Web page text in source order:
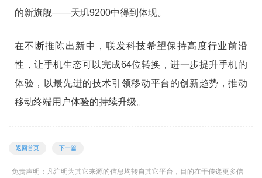
的新旗舰——天玑9200中得到体现。
在不断推陈出新中，联发科技希望保持高度行业前沿
性，让手机生态可以完成64位转换，进一步提升手机的
体验，以最先进的技术引领移动平台的创新趋势，推动
移动终端用户体验的持续升级。
返回首页 下一篇
免责声明：凡注明为其它来源的信息均转自其它平台，目的在于传递更多信